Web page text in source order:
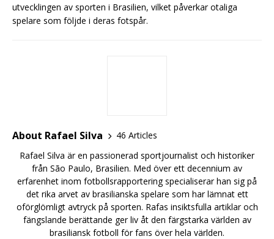
utvecklingen av sporten i Brasilien, vilket påverkar otaliga
spelare som följde i deras fotspår.
About Rafael Silva
46 Articles
Rafael Silva är en passionerad sportjournalist och historiker
från São Paulo, Brasilien. Med över ett decennium av
erfarenhet inom fotbollsrapportering specialiserar han sig på
det rika arvet av brasilianska spelare som har lämnat ett
oförglömligt avtryck på sporten. Rafas insiktsfulla artiklar och
fängslande berättande ger liv åt den färgstarka världen av
brasiliansk fotboll för fans över hela världen.